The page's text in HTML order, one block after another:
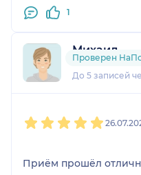
1
Михаил
3 отзыва
До 5 записей
Проверен
Приём прошёл